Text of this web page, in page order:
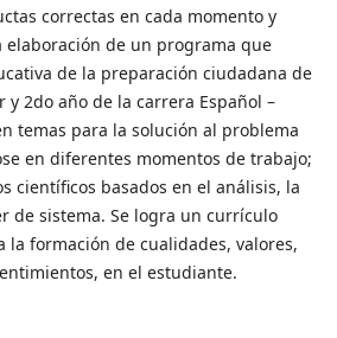
correctas en cada momento y
elaboración de un programa que
de la preparación ciudadana de
y 2do año de la carrera Español –
temas para la solución al problema
en diferentes momentos de trabajo;
científicos basados en el análisis, la
de sistema. Se logra un currículo
la formación de cualidades, valores,
en el estudiante.